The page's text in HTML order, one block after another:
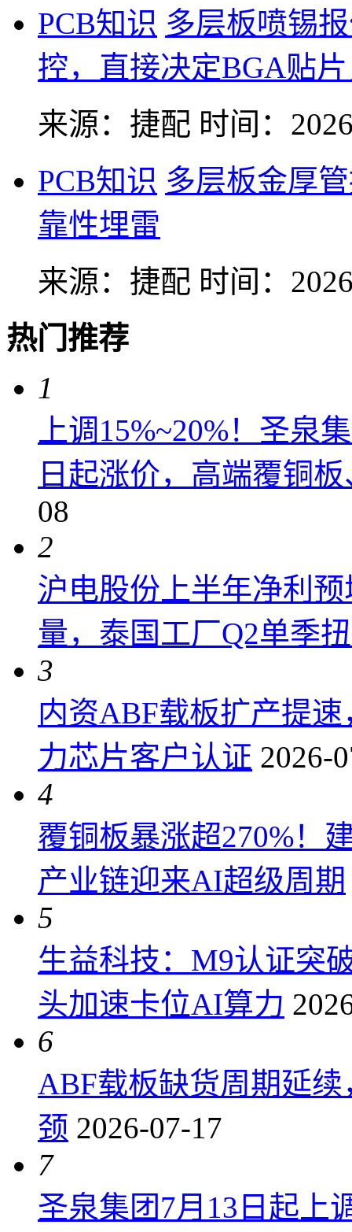
PCB知识 多层板喷锡
控，直接决定BGA贴
来源：捷配 时间：
PCB知识 多层板金厚
靠性埋雷
来源：捷配 时间：
热门推荐
1
上调15%~20%！圣泉
日起涨价，高端覆铜
08
2
沪电股份上半年净利
量，泰国工厂Q2单季
3
内资ABF载板扩产提
力芯片客户认证 2026-
4
覆铜板暴涨超270%！
产业链迎来AI超级周期
5
生益科技：M9认证突
头加速卡位AI算力
6
ABF载板缺货周期延
颈 2026-07-17
7
圣泉集团7月13日起上